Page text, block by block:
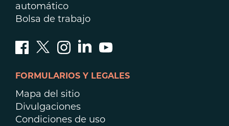
automático
Bolsa de trabajo
FORMULARIOS Y LEGALES
Mapa del sitio
Divulgaciones
Condiciones de uso